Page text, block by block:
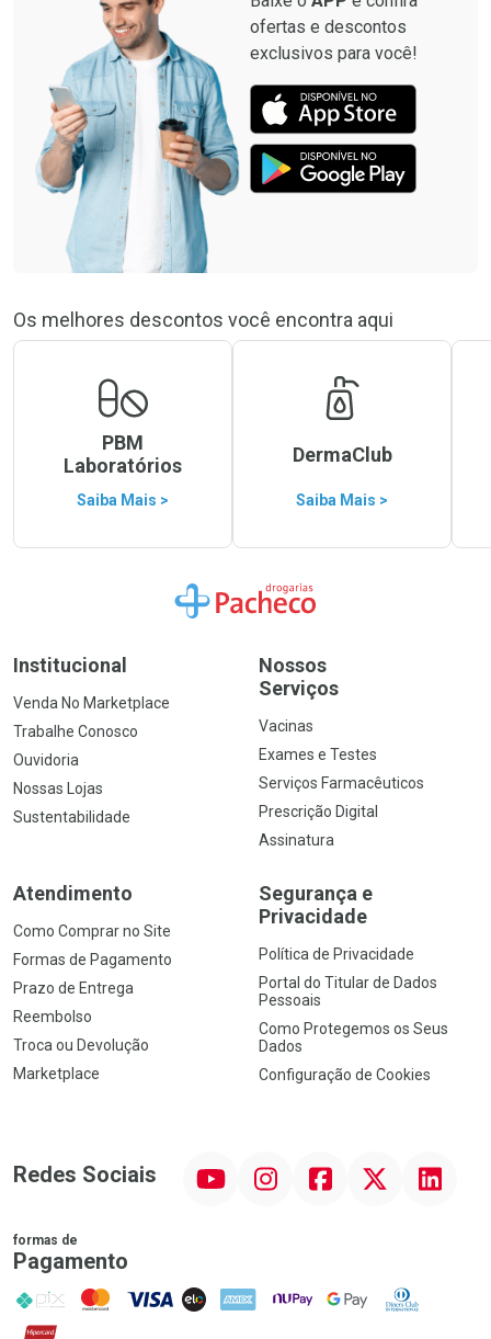
ofertas e descontos
exclusivos para você!
Os melhores descontos você encontra aqui
PBM
Laboratórios
Saiba Mais >
DermaClub
Saiba Mais >
Ir para a Home
Institucional
Venda No Marketplace
Trabalhe Conosco
Ouvidoria
Nossas Lojas
Sustentabilidade
Nossos
Serviços
Vacinas
Exames e Testes
Serviços Farmacêuticos
Prescrição Digital
Assinatura
Atendimento
Como Comprar no Site
Formas de Pagamento
Prazo de Entrega
Reembolso
Troca ou Devolução
Marketplace
Segurança e
Privacidade
Política de Privacidade
Portal do Titular de Dados
Pessoais
Como Protegemos os Seus
Dados
Configuração de Cookies
Redes Sociais InstagramFacebook Linkedin
formas de
Pagamento
PIX MasterCard
VISA ELO AMEX NuPay Google PayDiners Club
Hipercard